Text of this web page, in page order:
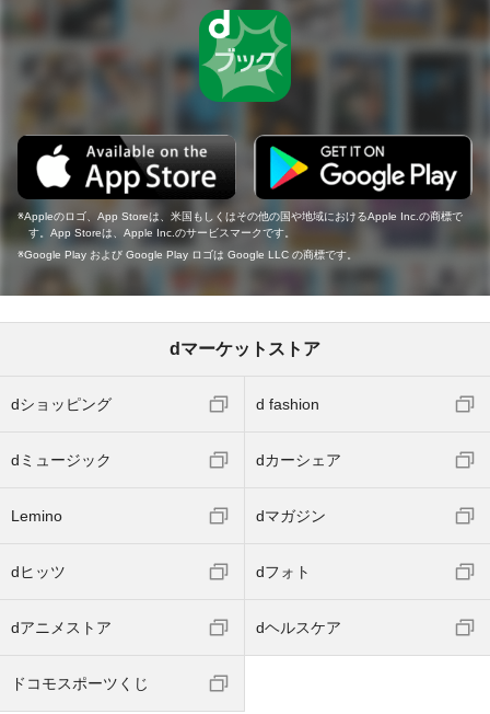
Appleのロゴ、App Storeは、米国もしくはその他の国や地域におけるApple Inc.の商標で
す。App Storeは、Apple Inc.のサービスマークです。
Google Play および Google Play ロゴは Google LLC の商標です。
dマーケットストア
dショッピング d fashion
dミュージック dカーシェア
Lemino dマガジン
dヒッツ dフォト
dアニメストア dヘルスケア
ドコモスポーツくじ